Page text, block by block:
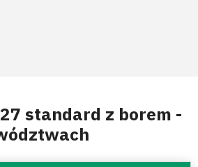
standard z borem -